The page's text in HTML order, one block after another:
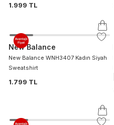
1.999 TL
New Balance
New Balance WNH3407 Kadın Siyah
Sweatshirt
1.799 TL